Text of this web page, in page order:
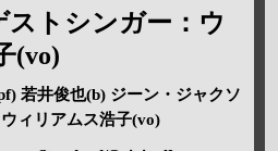
ストシンガー：ウ
(vo)
若井俊也(b) ジーン・ジャクソ
ィリアムス浩子(vo)